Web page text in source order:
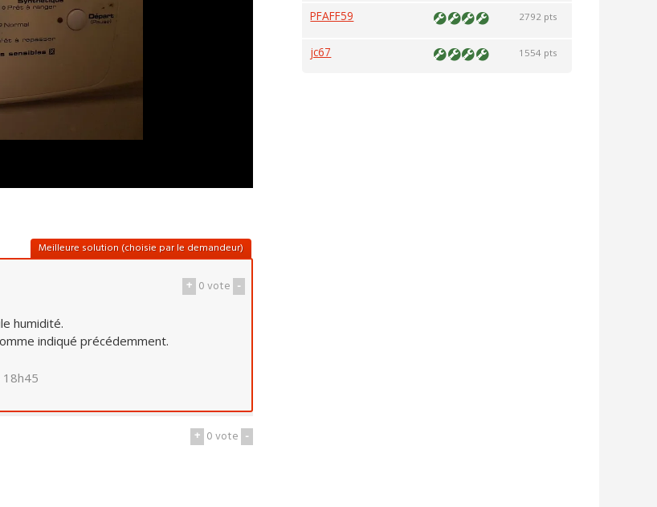
Meilleure solution (choisie par le demandeur)
+ 0vote -
humidité.
indiqué précédemment.
+ 0vote -
PFAFF59 2792 pts
jc67 1554 pts